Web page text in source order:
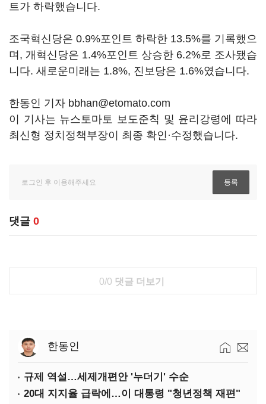
트가 하락했습니다.
조국혁신당은 0.9%포인트 하락한 13.5%를 기록했으
며, 개혁신당은 1.4%포인트 상승한 6.2%로 조사됐습
니다. 새로운미래는 1.8%, 진보당은 1.6%였습니다.
한동인 기자 bbhan@etomato.com
이 기사는 뉴스토마토 보도준칙 및 윤리강령에 따라
최신형 정치정책부장이 최종 확인·수정했습니다.
댓글 0
0/0 댓글 더보기
한동인
규제 역설…세제개편안 '누더기' 수순
20대 지지율 급락에…이 대통령 "청년정책 재편"